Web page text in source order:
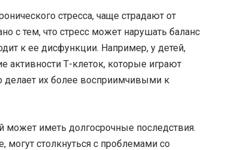
стресса, чаще страдают от
с тем, что стресс может нарушать баланс
к ее дисфункции. Например, у детей,
Т-клеток, которые играют
их более восприимчивыми к
может иметь долгосрочные последствия.
могут столкнуться с проблемами со